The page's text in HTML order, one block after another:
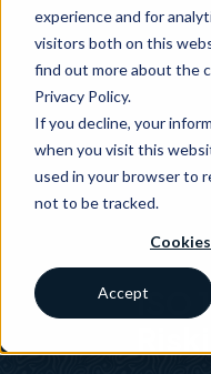
experience and for
visitors both on this
find out more about the
Privacy Policy.
If you decline, your
when you visit this
used in your browser to
not to be tracked.
AcceptISO